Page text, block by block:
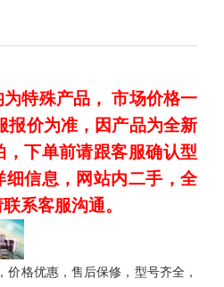
特殊产品， 市场价格一
报价为准，因产品为全新
，下单前请跟客服确认型
信息， 网站内二手，全
系客服沟通。
格优惠，售后保修，型号齐全，